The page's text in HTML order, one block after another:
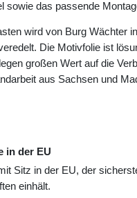
sowie das passende
wird von Burg Wächter
Die Motivfolie ist
großen Wert auf die
aus Sachsen und
in der EU
Sitz in der EU, der
einhält.